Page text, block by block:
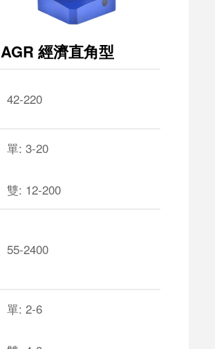
AGR 經濟直角型
42-220
單: 3-20
雙: 12-200
55-2400
單: 2-6